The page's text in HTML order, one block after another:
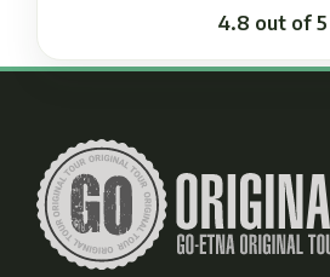
4.8 out of 5